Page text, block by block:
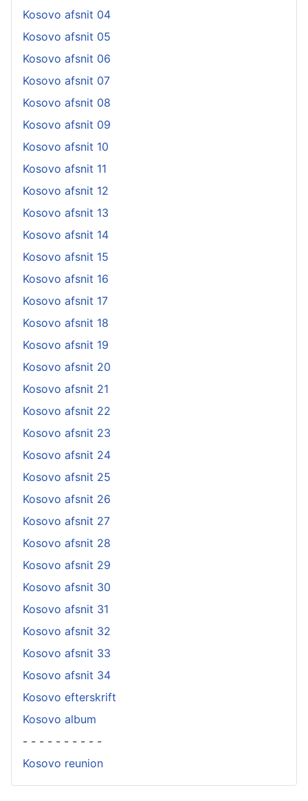
Kosovo afsnit 04
Kosovo afsnit 05
Kosovo afsnit 06
Kosovo afsnit 07
Kosovo afsnit 08
Kosovo afsnit 09
Kosovo afsnit 10
Kosovo afsnit 11
Kosovo afsnit 12
Kosovo afsnit 13
Kosovo afsnit 14
Kosovo afsnit 15
Kosovo afsnit 16
Kosovo afsnit 17
Kosovo afsnit 18
Kosovo afsnit 19
Kosovo afsnit 20
Kosovo afsnit 21
Kosovo afsnit 22
Kosovo afsnit 23
Kosovo afsnit 24
Kosovo afsnit 25
Kosovo afsnit 26
Kosovo afsnit 27
Kosovo afsnit 28
Kosovo afsnit 29
Kosovo afsnit 30
Kosovo afsnit 31
Kosovo afsnit 32
Kosovo afsnit 33
Kosovo afsnit 34
Kosovo efterskrift
Kosovo album
- - - - - - - - - -
Kosovo reunion